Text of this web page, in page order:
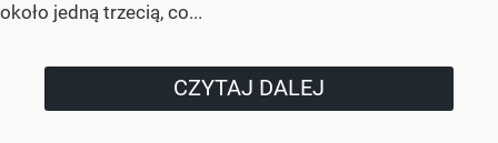
około jedną trzecią, co...
CZYTAJ DALEJ